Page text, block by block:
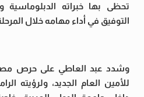
تحظى بها خبراته الدبلوماسية
التوفيق في أداء مهامه خلال
وشدد عبد العاطي على حرص مصر
للأمين العام الجديد، ولرؤيته